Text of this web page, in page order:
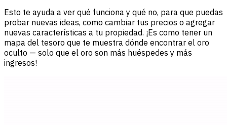
Esto te ayuda a ver qué funciona y qué no, para que puedas
probar nuevas ideas, como cambiar tus precios o agregar
nuevas características a tu propiedad. ¡Es como tener un
mapa del tesoro que te muestra dónde encontrar el oro
oculto — solo que el oro son más huéspedes y más
ingresos!